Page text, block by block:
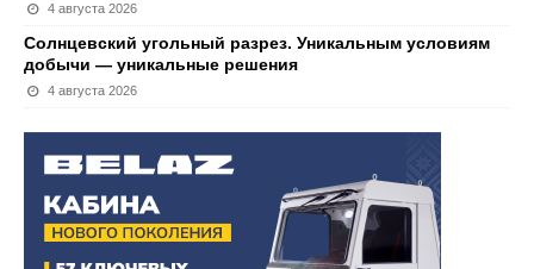
4 августа 2026
Солнцевский угольный разрез. Уникальным условиям
добычи — уникальные решения
4 августа 2026